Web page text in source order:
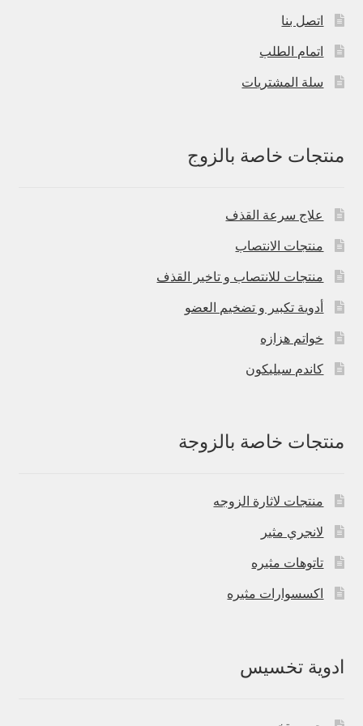
اتصل بنا
اتمام الطلب
سلة المشتريات
منتجات خاصة بالزوج
علاج سرعة القذف
منتجات الانتصاب
منتجات للانتصاب و تاخير القذف
أدوية تكبير و تضخيم العضو
خواتم هزازه
كاندم سيليكون
منتجات خاصة بالزوجة
منتجات لاثارة الزوجه
لانجري مثير
تاتوهات مثيره
اكسسوارات مثيره
ادوية تخسيس